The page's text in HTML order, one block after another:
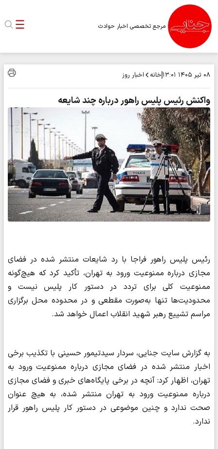
مرجع تخصصی اخبار حوادث
۰۸ تیر ۱۴۰۵ ۱۳:۰۱ خانه اخبار روز
واکنش رئیس پلیس راهور درباره چند شایعه
رئیس پلیس راهور فراجا با رد شایعات منتشر شده در فضای
مجازی درباره ممنوعیت ورود به تهران، تأکید کرد که هیچ‌گونه
ممنوعیت کلی برای تردد در دستور کار پلیس نیست و
محدودیت‌ها تنها به‌صورت مقطعی و در محدوده محل برگزاری
مراسم تشییع رهبر شهید انقلاب اعمال خواهد شد.
به گزارش سایت جنایی، سردار سیدتیمور حسینی با تکذیب برخی
اخبار منتشر شده در فضای مجازی درباره ممنوعیت ورود به
تهران، اظهار کرد: آنچه در برخی پایگاه‌های خبری و فضای مجازی
درباره ممنوعیت ورود به تهران منتشر شده، به هیچ عنوان
صحت ندارد و چنین موضوعی در دستور کار پلیس راهور قرار
ندارد.